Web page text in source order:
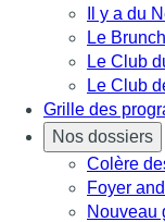
Il y a du
Le Brunch
Le Club
Le Club
Grille des
Nos dossiers
Colère
Foyer
Nouveau